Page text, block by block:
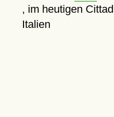
, im heutigen
Italien